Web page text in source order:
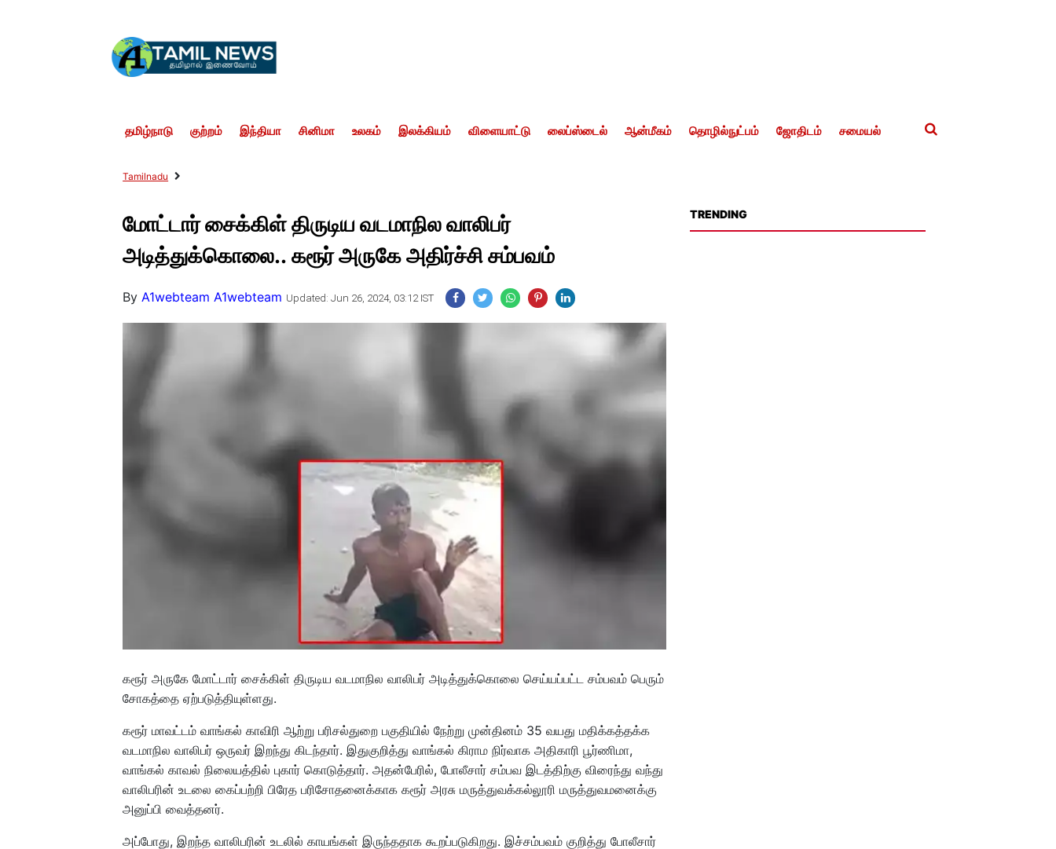
தமிழ்நாடு குற்றம் இந்தியா சினிமா உலகம் இலக்கியம் விளையாட்டு லைப்ஸ்டைல் ஆன்மீகம் தொழில்நுட்பம் ஜோதிடம் சமையல்
Tamilnadu
மோட்டார் சைக்கிள் திருடிய வடமாநில வாலிபர்
அடித்துக்கொலை.. கரூர் அருகே அதிர்ச்சி சம்பவம்
ByA1webteam A1webteam Updated: Jun 26, 2024, 03:12 IST
கரூர் அருகே மோட்டார் சைக்கிள் திருடிய வடமாநில வாலிபர் அடித்துக்கொலை செய்யப்பட்ட சம்பவம் பெரும்
சோகத்தை ஏற்படுத்தியுள்ளது.
கரூர் மாவட்டம் வாங்கல் காவிரி ஆற்று பரிசல்துறை பகுதியில் நேற்று முன்தினம் 35 வயது மதிக்கத்தக்க
வடமாநில வாலிபர் ஒருவர் இறந்து கிடந்தார். இதுகுறித்து வாங்கல் கிராம நிர்வாக அதிகாரி பூர்ணிமா,
வாங்கல் காவல் நிலையத்தில் புகார் கொடுத்தார். அதன்பேரில், போலீசார் சம்பவ இடத்திற்கு விரைந்து வந்து
வாலிபரின் உடலை கைப்பற்றி பிரேத பரிசோதனைக்காக கரூர் அரசு மருத்துவக்கல்லூரி மருத்துவமனைக்கு
அனுப்பி வைத்தனர்.
அப்போது, இறந்த வாலிபரின் உடலில் காயங்கள் இருந்ததாக கூறப்படுகிறது. இச்சம்பவம் குறித்து போலீசார்
TRENDING